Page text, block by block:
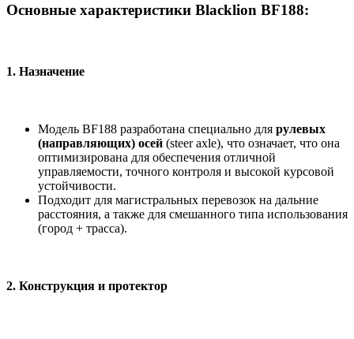
Основные характеристики Blacklion BF188:
1. Назначение
Модель BF188 разработана специально для рулевых
(направляющих) осей (steer axle), что означает, что она
оптимизирована для обеспечения отличной
управляемости, точного контроля и высокой курсовой
устойчивости.
Подходит для магистральных перевозок на дальние
расстояния, а также для смешанного типа использования
(город + трасса).
2. Конструкция и протектор